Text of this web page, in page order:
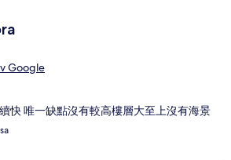
Google
快 唯一缺點沒有較高樓層大至上沒有海景